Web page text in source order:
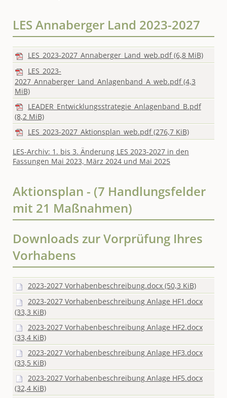
LES Annaberger Land 2023-2027
LES_2023-2027_Annaberger_Land_web.pdf(6,8 MiB)
LES_2023-
2027_Annaberger_Land_Anlagenband_A_web.pdf(4,3
MiB)
LEADER_Entwicklungsstrategie_Anlagenband_B.pdf
(8,2 MiB)
LES_2023-2027_Aktionsplan_web.pdf(276,7 KiB)
LES-Archiv: 1. bis 3. Änderung LES 2023-2027 in den
Fassungen Mai 2023, März 2024 und Mai 2025
Aktionsplan - (7 Handlungsfelder
mit 21 Maßnahmen)
Downloads zur Vorprüfung Ihres
Vorhabens
2023-2027 Vorhabenbeschreibung.docx (50,3 KiB)
2023-2027 Vorhabenbeschreibung Anlage HF1.docx
(33,3 KiB)
2023-2027 Vorhabenbeschreibung Anlage HF2.docx
(33,4 KiB)
2023-2027 Vorhabenbeschreibung Anlage HF3.docx
(33,5 KiB)
2023-2027 Vorhabenbeschreibung Anlage HF5.docx
(32,4 KiB)